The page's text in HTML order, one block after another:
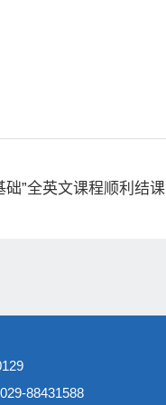
础”全英文课程顺利结课
88431588